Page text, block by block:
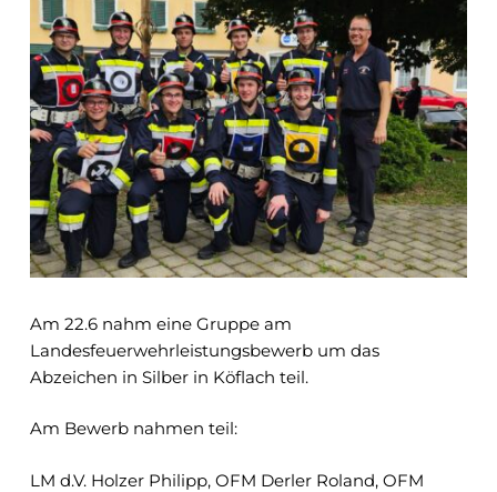
Am 22.6 nahm eine Gruppe am
Landesfeuerwehrleistungsbewerb um das
Abzeichen in Silber in Köflach teil.
Am Bewerb nahmen teil:
LM d.V. Holzer Philipp, OFM Derler Roland, OFM